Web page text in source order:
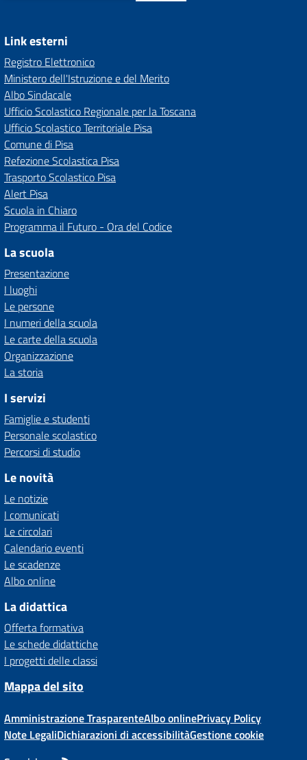
Link esterni
Registro Elettronico
Ministero dell'Istruzione e del Merito
Albo Sindacale
Ufficio Scolastico Regionale per la Toscana
Ufficio Scolastico Territoriale Pisa
Comune di Pisa
Refezione Scolastica Pisa
Trasporto Scolastico Pisa
Alert Pisa
Scuola in Chiaro
Programma il Futuro - Ora del Codice
La scuola
Presentazione
I luoghi
Le persone
I numeri della scuola
Le carte della scuola
Organizzazione
La storia
I servizi
Famiglie e studenti
Personale scolastico
Percorsi di studio
Le novità
Le notizie
I comunicati
Le circolari
Calendario eventi
Le scadenze
Albo online
La didattica
Offerta formativa
Le schede didattiche
I progetti delle classi
Mappa del sito
Amministrazione TrasparenteAlbo onlinePrivacy Policy
Note LegaliDichiarazioni di accessibilitàGestione cookie